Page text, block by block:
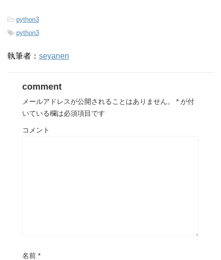
-python3
-python3
執筆者： seyanen
comment
メールアドレスが公開されることはありません。 * が付
いている欄は必須項目です
コメント
名前 *